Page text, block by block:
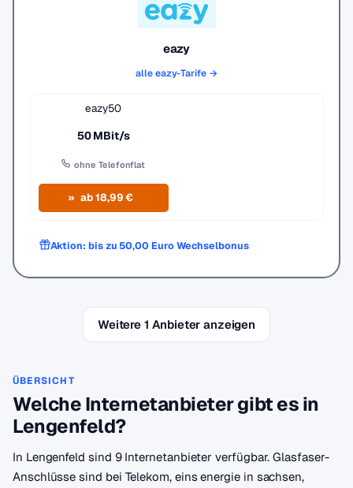
eazy
alle eazy-Tarife →
eazy50
50 MBit/s
ohne Telefonflat
ab 18,99 €
Aktion: bis zu 50,00 Euro Wechselbonus
Weitere 1 Anbieter anzeigen
ÜBERSICHT
Welche Internetanbieter gibt es in
Lengenfeld?
In Lengenfeld sind 9 Internetanbieter verfügbar. Glasfaser-
Anschlüsse sind bei Telekom, eins energie in sachsen,